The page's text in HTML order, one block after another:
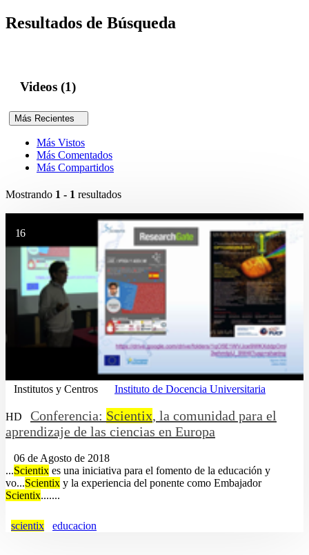
Resultados de Búsqueda
Videos (1)
Más Recientes
Más Vistos
Más Comentados
Más Compartidos
Mostrando 1 - 1 resultados
16
Institutos y Centros Instituto de Docencia Universitaria
HD Conferencia: Scientix, la comunidad para el
aprendizaje de las ciencias en Europa
06 de Agosto de 2018
...Scientix es una iniciativa para el fomento de la educación y
vo...Scientix y la experiencia del ponente como Embajador
Scientix.......
scientix educacion